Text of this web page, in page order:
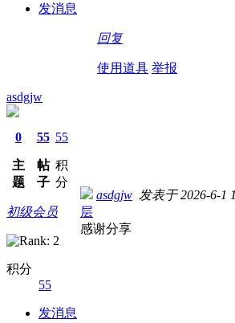
发消息
回复
使用道具 举报
asdgjw
0
主
题
55
帖
子
55
积
分
初级会员
积分
55
发消息
asdgjw 发表于 2026-6-1
层
感谢分享